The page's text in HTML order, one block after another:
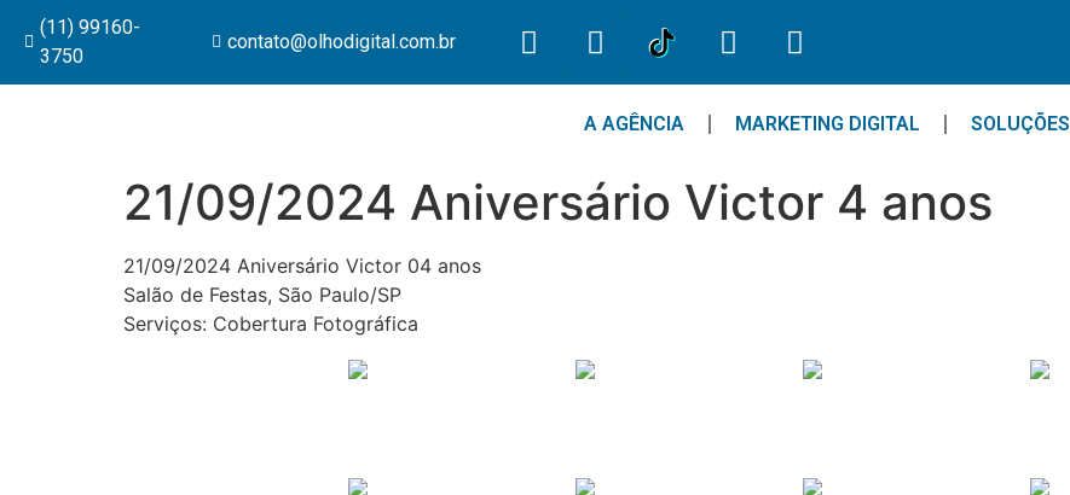
(11) 99160-
3750
contato@olhodigital.com.br
A AGÊNCIA MARKETING DIGITAL SOLUÇÕES
21/09/2024 Aniversário Victor 4 anos
21/09/2024 Aniversário Victor 04 anos
Salão de Festas, São Paulo/SP
Serviços: Cobertura Fotográfica